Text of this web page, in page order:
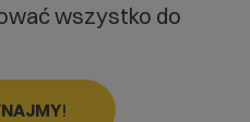
wszystko do
!